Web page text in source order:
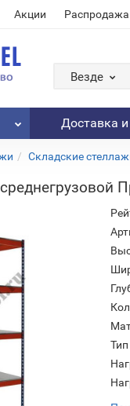
Акции Распродажа
Везде
Доставка
Складские